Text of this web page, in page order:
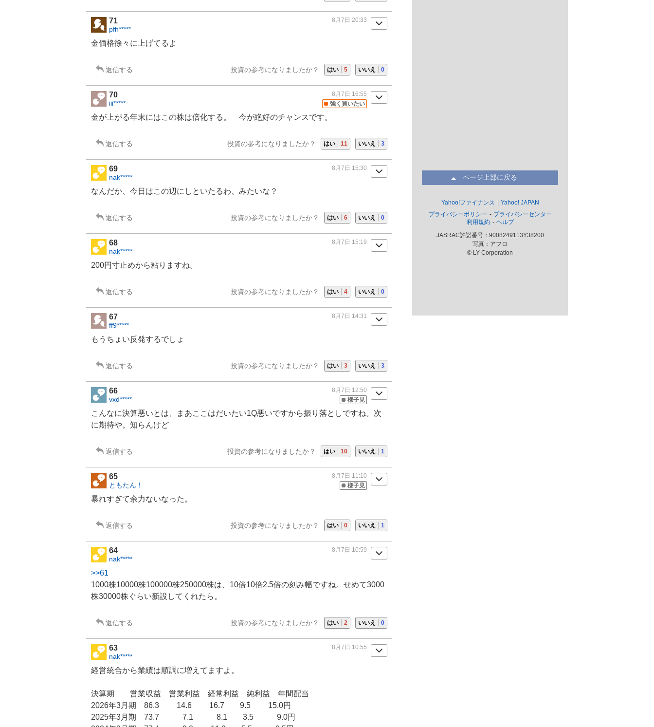
71
pfh*****
8月7日 20:33
金価格徐々に上げてるよ
返信する 投資の参考になりましたか？ はい 5 いいえ 0
70
iii***** 強く買いたい
8月7日 16:55
金が上がる年末にはこの株は倍化する。 今が絶好のチャンスです。
返信する 投資の参考になりましたか？ はい 11 いいえ 3
69
nak*****
8月7日 15:30
なんだか、今日はこの辺にしといたるわ、みたいな？
返信する 投資の参考になりましたか？ はい 6 いいえ 0
68
nak*****
8月7日 15:19
200円寸止めから粘りますね。
返信する 投資の参考になりましたか？ はい 4 いいえ 0
67
ff9*****
8月7日 14:31
もうちょい反発するでしょ
返信する 投資の参考になりましたか？ はい 3 いいえ 3
66
vxd***** 様子見
8月7日 12:50
こんなに決算悪いとは、まあここはだいたい1Q悪いですから振り落としですね。次
に期待や。知らんけど
返信する 投資の参考になりましたか？ はい 10 いいえ 1
65
ともたん！ 様子見
8月7日 11:10
暴れすぎて余力ないなった。
返信する 投資の参考になりましたか？ はい 0 いいえ 1
64
nak*****
8月7日 10:59
>>61
1000株10000株100000株250000株は、10倍10倍2.5倍の刻み幅ですね。せめて3000
株30000株ぐらい新設してくれたら。
返信する 投資の参考になりましたか？ はい 2 いいえ 0
63
nak*****
8月7日 10:55
経営統合から業績は順調に増えてますよ。
決算期 営業収益 営業利益 経常利益 純利益 年間配当
2026年3月期 86.3 14.6 16.7 9.5 15.0円
2025年3月期 73.7 7.1 8.1 3.5 9.0円
ページ上部に戻る
Yahoo!ファイナンス
Yahoo! JAPAN
プライバシーポリシー
プライバシーセンター
利用規約
ヘルプ
JASRAC許諾番号：9008249113Y38200
写真：アフロ
© LY Corporation